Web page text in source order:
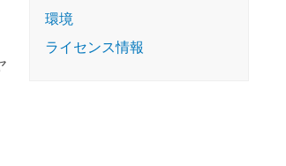
環境
ライセンス情報